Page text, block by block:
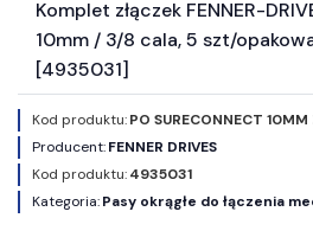
Komplet złączek FENNER-
10mm / 3/8 cala, 5 szt/
[4935031]
Kod produktu:PO SURECONNECT
Producent:FENNER DRIVES
Kod produktu:4935031
Kategoria:Pasy okrągłe do łączenia